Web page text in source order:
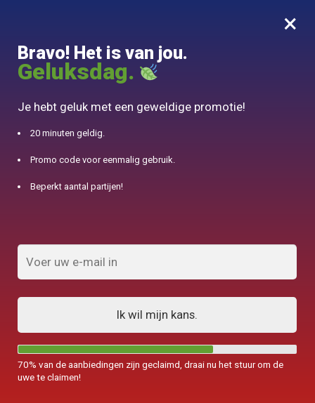
0
10% aangeboden voor 50€ aankopen met DJINN-code10
×
Bravo! Het is van jou.
Geluksdag.
Je hebt geluk met een geweldige promotie!
20 minuten geldig.
Promo code voor eenmalig gebruik.
Beperkt aantal partijen!
Ik wil mijn kans.
70% van de aanbiedingen zijn geclaimd, draai nu het stuur om de
uwe te claimen!